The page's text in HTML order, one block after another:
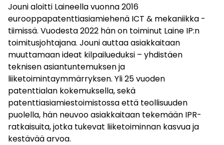
Jouni aloitti Laineella vuonna 2016
eurooppapatenttiasiamiehenä ICT & mekaniikka -
tiimissä. Vuodesta 2022 hän on toiminut Laine IP:n
toimitusjohtajana. Jouni auttaa asiakkaitaan
muuttamaan ideat kilpailueduksi – yhdistäen
teknisen asiantuntemuksen ja
liiketoimintaymmärryksen. Yli 25 vuoden
patenttialan kokemuksella, sekä
patenttiasiamiestoimistossa että teollisuuden
puolella, hän neuvoo asiakkaitaan tekemään IPR-
ratkaisuita, jotka tukevat liiketoiminnan kasvua ja
kestävää arvoa.